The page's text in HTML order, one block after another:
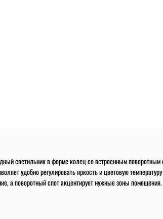
светильник в форме колец со встроенным
удобно регулировать яркость и цветовую
а поворотный спот акцентирует нужные зоны помещения.